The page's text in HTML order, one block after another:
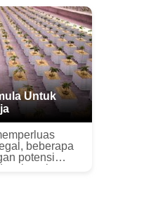
tujuan,
Untuk
beberapa
potensi
ganja.